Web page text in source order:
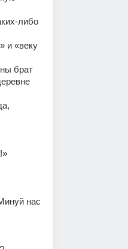
либо
и «веку
брат
нас